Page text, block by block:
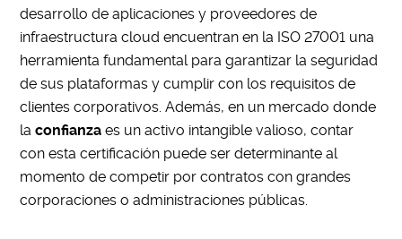
desarrollo de aplicaciones y proveedores de
infraestructura cloud encuentran en la ISO 27001 una
herramienta fundamental para garantizar la seguridad
de sus plataformas y cumplir con los requisitos de
clientes corporativos. Además, en un mercado donde
laconfianza es un activo intangible valioso, contar
con esta certificación puede ser determinante al
momento de competir por contratos con grandes
corporaciones o administraciones públicas.